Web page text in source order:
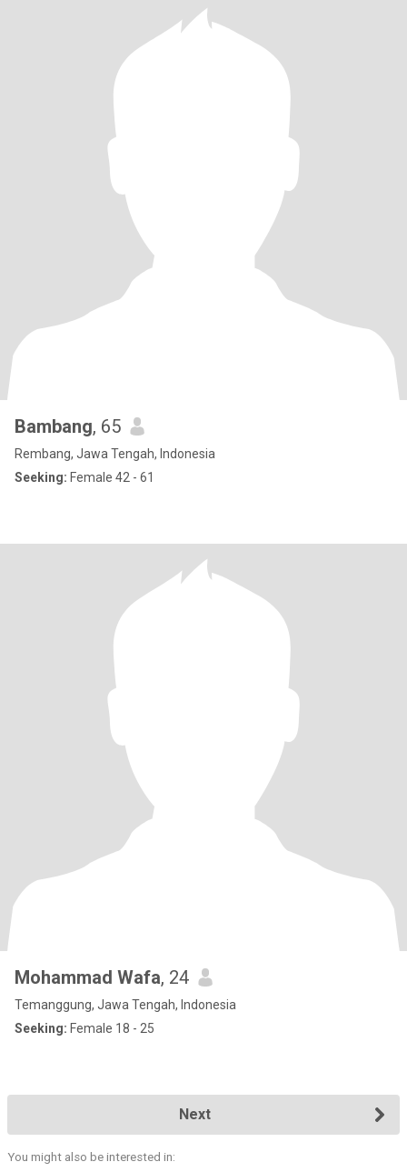
Bambang, 65
Rembang, Jawa Tengah, Indonesia
Seeking: Female 42 - 61
Mohammad Wafa, 24
Temanggung, Jawa Tengah, Indonesia
Seeking: Female 18 - 25
Next
You might also be interested in: